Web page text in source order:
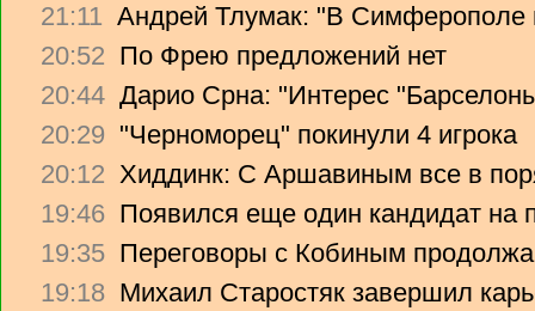
21:11 Андрей Тлумак: "В Симферополе
20:52 По Фрею предложений нет
20:44 Дарио Срна: "Интерес
20:29 "Черноморец" покинули 4 игрока
20:12 Хиддинк: С Аршавиным все в
19:46 Появился еще один кандидат на
19:35 Переговоры с Кобиным
19:18 Михаил Старостяк завершил